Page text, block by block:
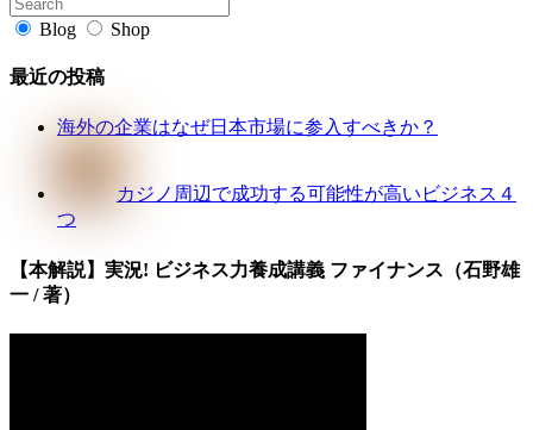
Blog Shop
最近の投稿
海外の企業はなぜ日本市場に参入すべきか？
カジノ周辺で成功する可能性が高いビジネス４
つ
【本解説】実況! ビジネス力養成講義 ファイナンス（石野雄
一 / 著）